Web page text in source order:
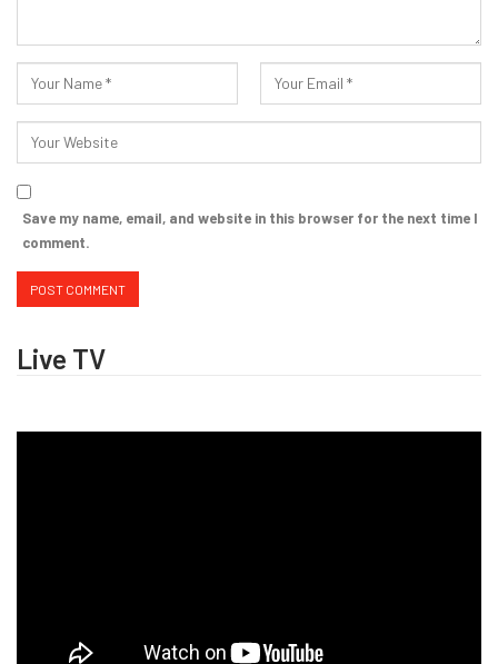
Save my name, email, and website in this browser for the next time I
comment.
Live TV